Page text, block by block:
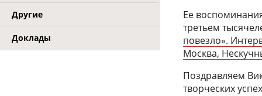
Другие
Доклады
Ее
третьем
повезло».
Москва,
Поздравляем
творческих